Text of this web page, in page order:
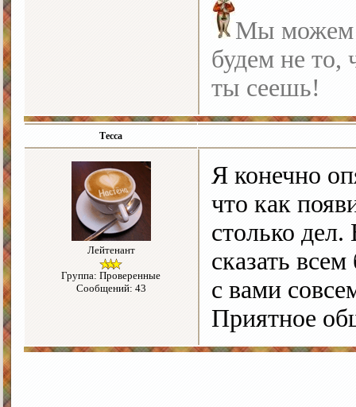
Мы можем
будем не то,
ты сеешь!
Тесса
Лейтенант
Группа: Проверенные
Сообщений: 43
Я конечно
что как
столько
сказать
с вами
Приятное